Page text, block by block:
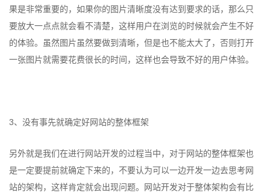
果是非常重要的，如果你的图片清晰度没有达到要求的话，那么只
要放大一点点就会看不清楚，这样用户在浏览的时候就会产生不好
的体验。虽然图片虽然要做到清晰，但是也不能太大了，否则打开
一张图片就需要花费很长的时间，这样也会导致不好的用户体验。
3、没有事先就确定好网站的整体框架
另外就是我们在进行网站开发的过程当中，对于网站的整体框架也
是一定要提前就确定下来的，不要认为可以一边开发一边去思考网
站的架构，这样肯定就会出现问题。网站开发对于整体架构会有比